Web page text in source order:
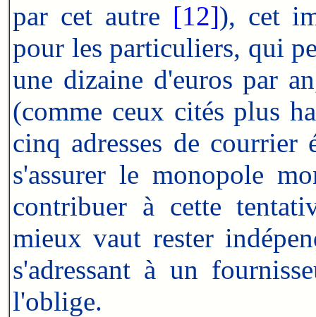
par cet autre [12]), cet
pour les particuliers, qui
une dizaine d'euros par
(comme ceux cités plus
cinq adresses de
s'assurer le monopole
contribuer à cette
mieux vaut rester
s'adressant à un
l'oblige.